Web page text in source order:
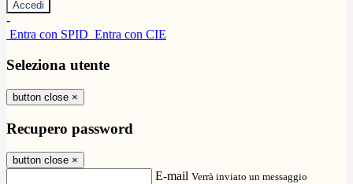
-
Entra con SPID Entra con CIE
Seleziona utente
button close ×
Recupero password
button close ×
E-mail Verrà inviato un messaggio